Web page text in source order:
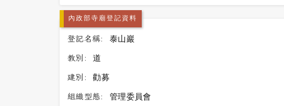
內政部寺廟登記資料
登記名稱: 泰山巖
教別: 道
建別: 勸募
組織型態: 管理委員會